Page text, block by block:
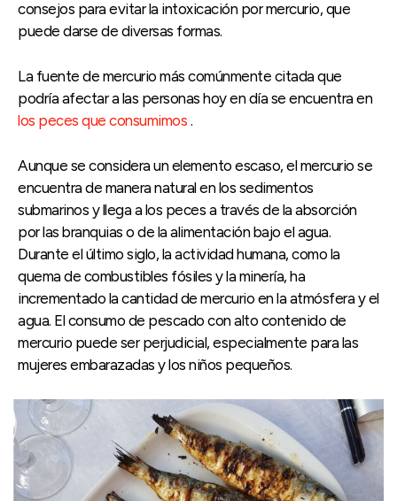
consejos para evitar la intoxicación por mercurio, que
puede darse de diversas formas.
La fuente de mercurio más comúnmente citada que
podría afectar a las personas hoy en día se encuentra en
los peces que consumimos .
Aunque se considera un elemento escaso, el mercurio se
encuentra de manera natural en los sedimentos
submarinos y llega a los peces a través de la absorción
por las branquias o de la alimentación bajo el agua.
Durante el último siglo, la actividad humana, como la
quema de combustibles fósiles y la minería, ha
incrementado la cantidad de mercurio en la atmósfera y el
agua. El consumo de pescado con alto contenido de
mercurio puede ser perjudicial, especialmente para las
mujeres embarazadas y los niños pequeños.